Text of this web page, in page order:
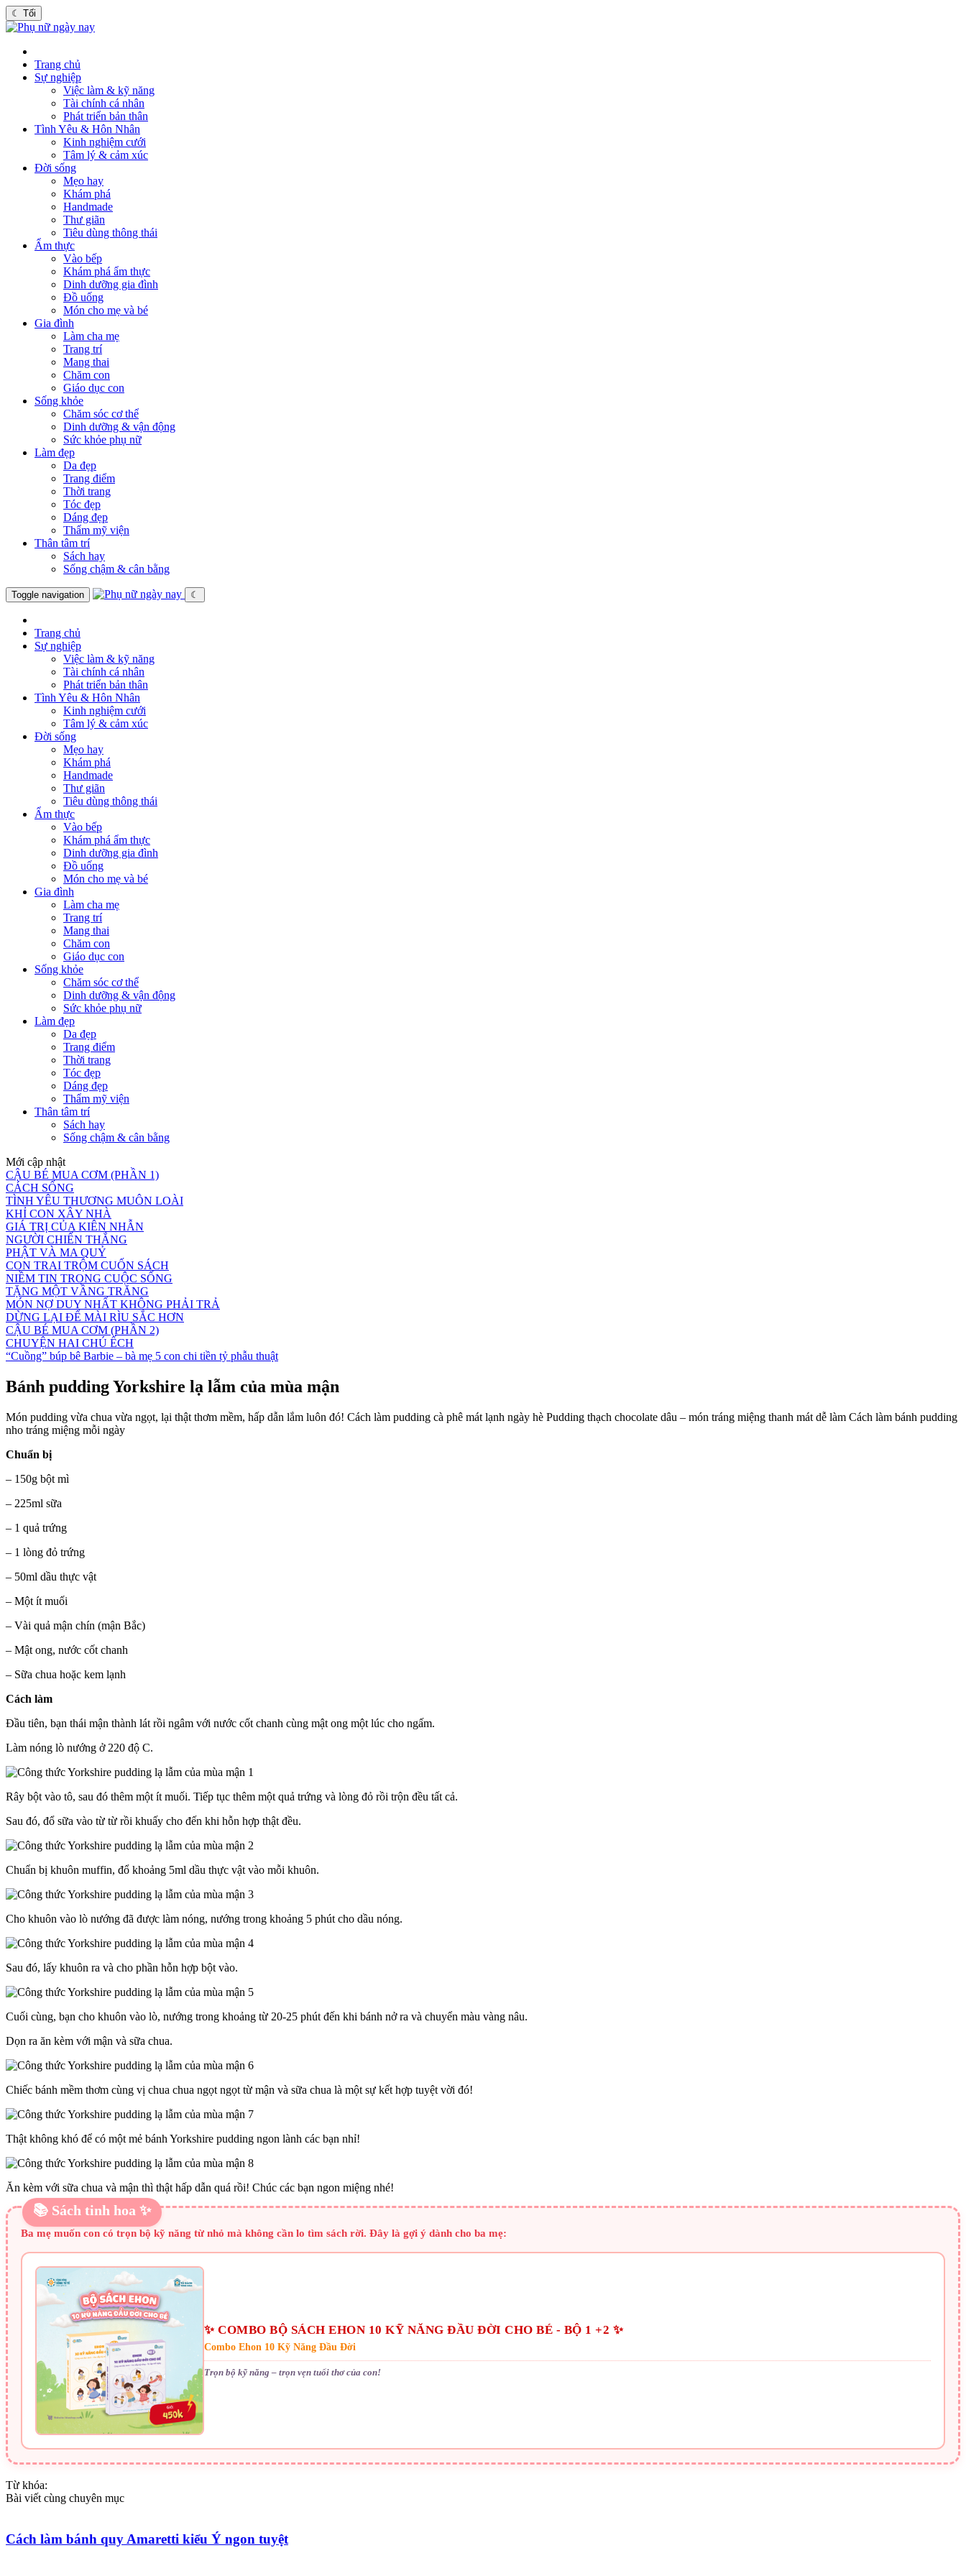
☾ Tối
Trang chủ
Sự nghiệp
Việc làm & kỹ năng
Tài chính cá nhân
Phát triển bản thân
Tình Yêu & Hôn Nhân
Kinh nghiệm cưới
Tâm lý & cảm xúc
Đời sống
Mẹo hay
Khám phá
Handmade
Thư giãn
Tiêu dùng thông thái
Ẩm thực
Vào bếp
Khám phá ẩm thực
Dinh dưỡng gia đình
Đồ uống
Món cho mẹ và bé
Gia đình
Làm cha mẹ
Trang trí
Mang thai
Chăm con
Giáo dục con
Sống khỏe
Chăm sóc cơ thể
Dinh dưỡng & vận động
Sức khỏe phụ nữ
Làm đẹp
Da đẹp
Trang điểm
Thời trang
Tóc đẹp
Dáng đẹp
Thẩm mỹ viện
Thân tâm trí
Sách hay
Sống chậm & cân bằng
Toggle navigation ☾
Trang chủ
Sự nghiệp
Việc làm & kỹ năng
Tài chính cá nhân
Phát triển bản thân
Tình Yêu & Hôn Nhân
Kinh nghiệm cưới
Tâm lý & cảm xúc
Đời sống
Mẹo hay
Khám phá
Handmade
Thư giãn
Tiêu dùng thông thái
Ẩm thực
Vào bếp
Khám phá ẩm thực
Dinh dưỡng gia đình
Đồ uống
Món cho mẹ và bé
Gia đình
Làm cha mẹ
Trang trí
Mang thai
Chăm con
Giáo dục con
Sống khỏe
Chăm sóc cơ thể
Dinh dưỡng & vận động
Sức khỏe phụ nữ
Làm đẹp
Da đẹp
Trang điểm
Thời trang
Tóc đẹp
Dáng đẹp
Thẩm mỹ viện
Thân tâm trí
Sách hay
Sống chậm & cân bằng
Mới cập nhật
CẬU BÉ MUA CƠM (PHẦN 1)
CÁCH SỐNG
TÌNH YÊU THƯƠNG MUÔN LOÀI
KHỈ CON XÂY NHÀ
GIÁ TRỊ CỦA KIÊN NHẪN
NGƯỜI CHIẾN THẮNG
PHẬT VÀ MA QUỶ
CON TRAI TRỘM CUỐN SÁCH
NIỀM TIN TRONG CUỘC SỐNG
TẶNG MỘT VẦNG TRĂNG
MÓN NỢ DUY NHẤT KHÔNG PHẢI TRẢ
DỪNG LẠI ĐỂ MÀI RÌU SẮC HƠN
CẬU BÉ MUA CƠM (PHẦN 2)
CHUYỆN HAI CHÚ ẾCH
“Cuồng” búp bê Barbie – bà mẹ 5 con chi tiền tỷ phẫu thuật
Bánh pudding Yorkshire lạ lẫm của mùa mận
Món pudding vừa chua vừa ngọt, lại thật thơm mềm, hấp dẫn lắm luôn đó! Cách làm pudding cà phê mát lạnh ngày hè Pudding thạch chocolate dâu – món tráng miệng thanh mát dễ làm Cách làm bánh pudding
nho tráng miệng mỗi ngày
Chuẩn bị
– 150g bột mì
– 225ml sữa
– 1 quả trứng
– 1 lòng đỏ trứng
– 50ml dầu thực vật
– Một ít muối
– Vài quả mận chín (mận Bắc)
– Mật ong, nước cốt chanh
– Sữa chua hoặc kem lạnh
Cách làm
Đầu tiên, bạn thái mận thành lát rồi ngâm với nước cốt chanh cùng mật ong một lúc cho ngấm.
Làm nóng lò nướng ở 220 độ C.
Rây bột vào tô, sau đó thêm một ít muối. Tiếp tục thêm một quả trứng và lòng đỏ rồi trộn đều tất cả.
Sau đó, đổ sữa vào từ từ rồi khuấy cho đến khi hỗn hợp thật đều.
Chuẩn bị khuôn muffin, đổ khoảng 5ml dầu thực vật vào mỗi khuôn.
Cho khuôn vào lò nướng đã được làm nóng, nướng trong khoảng 5 phút cho dầu nóng.
Sau đó, lấy khuôn ra và cho phần hỗn hợp bột vào.
Cuối cùng, bạn cho khuôn vào lò, nướng trong khoảng từ 20-25 phút đến khi bánh nở ra và chuyển màu vàng nâu.
Dọn ra ăn kèm với mận và sữa chua.
Chiếc bánh mềm thơm cùng vị chua chua ngọt ngọt từ mận và sữa chua là một sự kết hợp tuyệt vời đó!
Thật không khó để có một mẻ bánh Yorkshire pudding ngon lành các bạn nhỉ!
Ăn kèm với sữa chua và mận thì thật hấp dẫn quá rồi! Chúc các bạn ngon miệng nhé!
📚 Sách tinh hoa ✨
Ba mẹ muốn con có trọn bộ kỹ năng từ nhỏ mà không cần lo tìm sách rời. Đây là gợi ý dành cho ba mẹ:
✨ COMBO BỘ SÁCH EHON 10 KỸ NĂNG ĐẦU ĐỜI CHO BÉ - BỘ 1 +2 ✨
Combo Ehon 10 Kỹ Năng Đầu Đời
Trọn bộ kỹ năng – trọn vẹn tuổi thơ của con!
Từ khóa:
Bài viết cùng chuyên mục
Cách làm bánh quy Amaretti kiểu Ý ngon tuyệt